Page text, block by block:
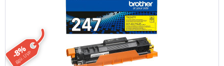
-8%
ggü. UVP